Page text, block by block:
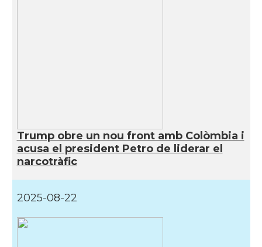
Trump obre un nou front amb Colòmbia i
acusa el president Petro de liderar el
narcotràfic
2025-08-22